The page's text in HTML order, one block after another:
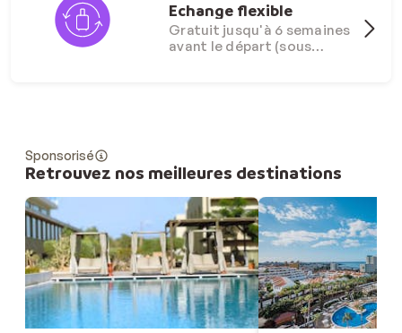
Echange flexible
Gratuit jusqu'à 6 semaines
avant le départ (sous
Sponsorisé
Retrouvez nos meilleures destinations